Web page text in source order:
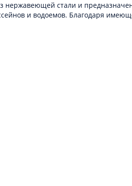
стали и
и водоемов. Благодаря